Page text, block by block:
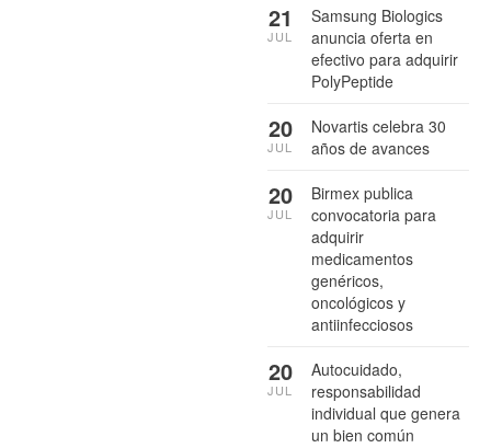
Samsung Biologics
anuncia oferta en
efectivo para adquirir
PolyPeptide
21
JUL
Novartis celebra 30
años de avances
20
JUL
Birmex publica
convocatoria para
adquirir
medicamentos
genéricos,
oncológicos y
antiinfecciosos
20
JUL
Autocuidado,
responsabilidad
individual que genera
un bien común
20
JUL